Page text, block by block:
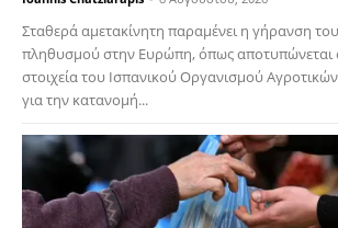
Σταθερά αμετακίνητη παραμένει η γήρανση
πληθυσμού στην Ευρώπη, όπως αποτυπώνεται
στοιχεία του Ισπανικού Οργανισμού
για την κατανομή...